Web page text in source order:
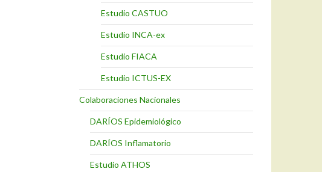
Estudio CASTUO
Estudio INCA-ex
Estudio FIACA
Estudio ICTUS-EX
Colaboraciones Nacionales
DARÍOS Epidemiológico
DARÍOS Inflamatorio
Estudio ATHOS